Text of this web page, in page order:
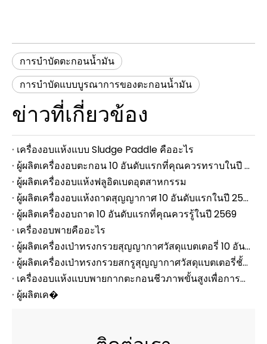
การบำบัดตะกอนน้ำมัน
การบำบัดแบบบูรณาการของตะกอนน้ำมัน
ข่าวที่เกี่ยวข้อง
เครื่องอบแห้งแบบ Sludge Paddle คืออะไร
ผู้ผลิตเครื่องอบตะกอน 10 อันดับแรกที่คุณควรทราบในปี 2569
ผู้ผลิตเครื่องอบแห้งฟลูอิดเบดอุตสาหกรรม
ผู้ผลิตเครื่องอบแห้งถาดสุญญากาศ 10 อันดับแรกในปี 2569
ผู้ผลิตเครื่องอบถาด 10 อันดับแรกที่คุณควรรู้ในปี 2569
เครื่องอบพายคืออะไร
ผู้ผลิตเครื่องเป่าทรงกรวยสุญญากาศวัสดุแบตเตอรี่ 10 อันดับแรกที่คุณควรรู้
ผู้ผลิตเครื่องเป่าทรงกรวยสกรูสุญญากาศวัสดุแบตเตอรี่ชั้นนำสำหรับการแปรรูปผงแบตเตอรี่ลิเธียม
เครื่องอบแห้งแบบพายกากตะกอนชีวภาพขั้นสูงเพื่อการลดของเสียและการนำทรัพยากรกลับมาใช้ใหม่อย่างมีประสิทธิภาพ
ผู้ผลิตเค�